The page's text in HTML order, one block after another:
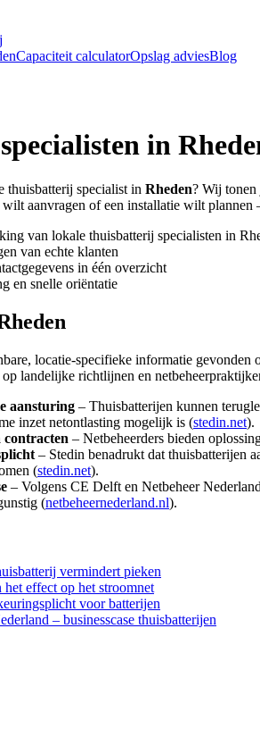
Capaciteit calculatorOpslag adviesBlog
in
thuisbatterij specialist in Rheden? Wij tonen
aanvragen of een installatie wilt plannen
van lokale thuisbatterij specialisten in
van echte klanten
in één overzicht
en snelle oriëntatie
locatie-specifieke informatie
landelijke richtlijnen en
aansturing – Thuisbatterijen kunnen
inzet netontlasting mogelijk is (stedin.net).
contracten – Netbeheerders bieden
– Stedin benadrukt dat thuisbatterijen
(stedin.net).
– Volgens CE Delft en Netbeheer
(netbeheernederland.nl).
vermindert pieken
effect op het stroomnet
voor batterijen
– businesscase thuisbatterijen